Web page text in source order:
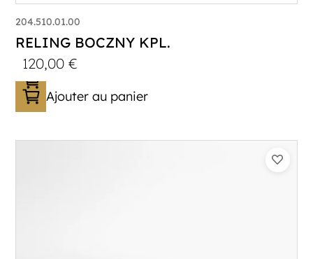
204.510.01.00
RELING BOCZNY KPL.
120,00€
Ajouter au panier